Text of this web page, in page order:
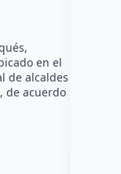
en el
de alcaldes
de acuerdo